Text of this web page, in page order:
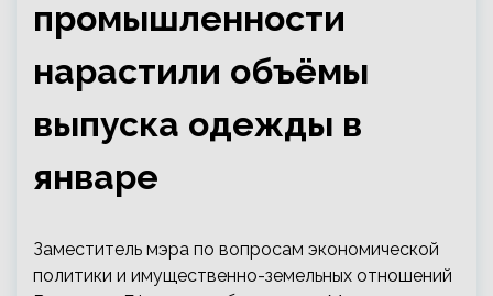
промышленности
нарастили объёмы
выпуска одежды в
январе
Заместитель мэра по вопросам экономической
политики и имущественно-земельных отношений